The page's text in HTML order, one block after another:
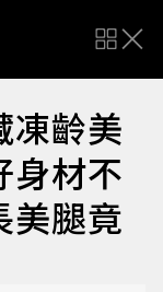
凍齡美
身材不
美腿竟